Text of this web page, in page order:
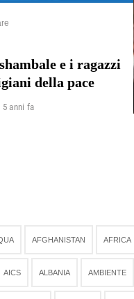
e i ragazzi
della pace
5 anni fa
AFGHANISTAN AFRICA
AICS ALBANIA AMBIENTE